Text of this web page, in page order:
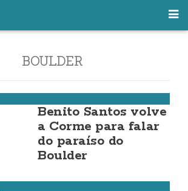
BOULDER
Benito Santos volve
a Corme para falar
do paraíso do
Boulder